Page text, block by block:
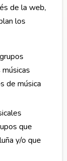
de la web,
los
de música
que
y/o que